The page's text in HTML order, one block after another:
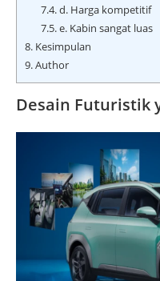
7.4.d. Harga kompetitif
7.5.e. Kabin sangat luas
8. Kesimpulan
9.Author
Desain Futuristik